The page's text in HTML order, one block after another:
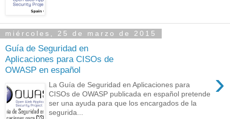
miércoles, 25 de marzo de 2015
Guía de Seguridad en
Aplicaciones para CISOs de
OWASP en español
›
La Guía de Seguridad en Aplicaciones para
CISOs de OWASP publicada en español pretende
ser una ayuda para que los encargados de la
segurida...